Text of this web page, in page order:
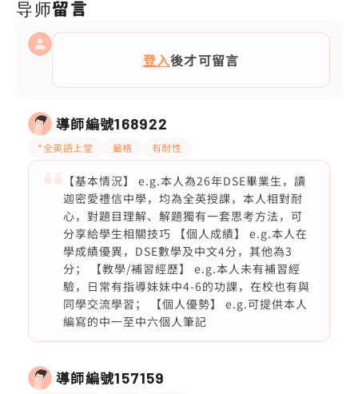
导师留言
登入後才可留言
導師編號168922
*全英語上堂 嚴格 有耐性
【基本情況】 e.g.本人為26年DSE畢業生，讀
迦密愛禮信中學，均為全英授課，本人相對耐
心，對題目理解、解題獨有一套思考方法，可
分享給學生相關技巧 【個人成績】 e.g.本人在
學成績優異，DSE數學及中文4分，其他為3
分； 【教學/補習經歷】 e.g.本人未有補習經
驗，日常有指導妹妹中4-6的功課，在校也有與
同學交流學習； 【個人優勢】 e.g.可提供本人
編寫的中一至中六個人筆記
導師編號157159